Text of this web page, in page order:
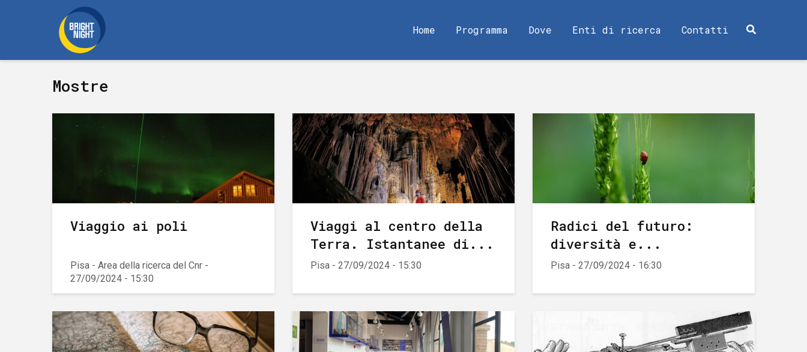
Home Programma Dove Enti di ricerca Contatti
Mostre
Viaggio ai poli
Pisa - Area della ricerca del Cnr -
27/09/2024 - 15:30
Viaggi al centro della
Terra. Istantanee di...
Pisa - 27/09/2024 - 15:30
Radici del futuro:
diversità e...
Pisa - 27/09/2024 - 16:30